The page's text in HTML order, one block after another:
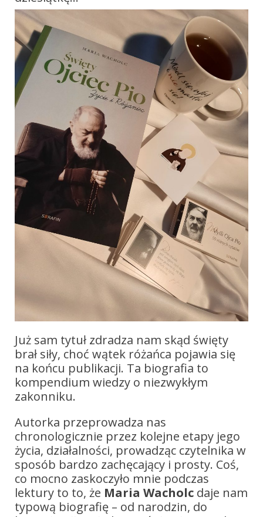
Już sam tytuł zdradza nam skąd święty
brał siły, choć wątek różańca pojawia się
na końcu publikacji. Ta biografia to
kompendium wiedzy o niezwykłym
zakonniku.
Autorka przeprowadza nas
chronologicznie przez kolejne etapy jego
życia, działalności, prowadząc czytelnika w
sposób bardzo zachęcający i prosty. Coś,
co mocno zaskoczyło mnie podczas
lektury to to, że Maria Wacholc daje nam
typową biografię – od narodzin, do